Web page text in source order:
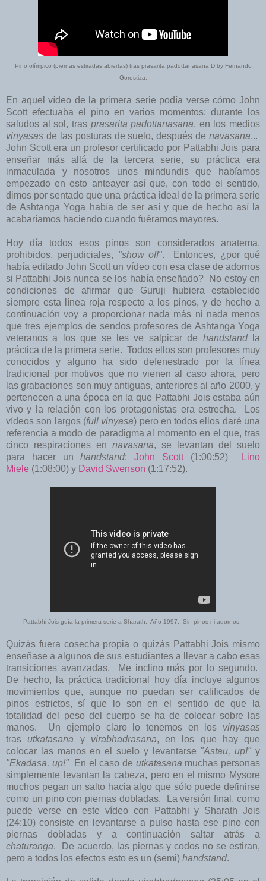
Pino olímpico (piernas estiradas abiertas) tras prasarita padottanasana D by Fernando
Gorostiza.
En aquel vídeo de la primera serie podía verse cómo John
Scott efectuaba el pino en varios momentos: durante los
saludos al sol, tras prasarita padottanasana, en los medios
vinyasas de las posturas de suelo, después de navasana...
John Scott era un profesor certificado por Pattabhi Jois para
enseñar más allá de la tercera serie, su práctica era
inmaculada y nosotros unos mindundis que habíamos
empezado en esto anteayer así que, con todo el sentido,
dimos por sentado que una práctica ideal de la primera serie
de Ashtanga Yoga había de ser así y que de hecho así la
acabaríamos haciendo cuando fuéramos mayores.
Hoy día todos esos pinos son considerados anatema,
prohibidos, perjudiciales, "show off". Entonces, ¿por qué
había editado John Scott un vídeo con esa clase de adornos
si Pattabhi Jois nunca se los había enseñado? No estoy en
condiciones de afirmar que Guruji hubiera establecido
siempre esta línea roja respecto a los pinos, y de hecho a
continuación voy a proporcionar nada más ni nada menos
que tres ejemplos de sendos profesores de Ashtanga Yoga
veteranos a los que se les ve salpicar de handstandla
práctica de la primera serie. Todos ellos son profesores muy
conocidos y alguno ha sido defenestrado por la línea
tradicional por motivos que no vienen al caso ahora, pero
las grabaciones son muy antiguas, anteriores al año 2000, y
pertenecen a una época en la que Pattabhi Jois estaba aún
vivo y la relación con los protagonistas era estrecha. Los
vídeos son largos (full vinyasa) pero en todos ellos daré una
referencia a modo de paradigma al momento en el que, tras
cinco respiraciones en navasana, se levantan del suelo
para hacer unhandstand: John Scott(1:00:52)
Lino
Miele (1:08:00) y David Swenson (1:17:52).
Pattabhi Jois guía la primera serie a Sharath. Año 1997. Sin pinos ni adornos.
Quizás fuera cosecha propia o quizás Pattabhi Jois mismo
enseñase a algunos de sus estudiantes a llevar a cabo esas
transiciones avanzadas. Me inclino más por lo segundo.
De hecho, la práctica tradicional hoy día incluye algunos
movimientos que, aunque no puedan ser calificados de
pinos estrictos, sí que lo son en el sentido de que la
totalidad del peso del cuerpo se ha de colocar sobre las
manos. Un ejemplo claro lo tenemos en los vinyasas
trasutkatasana y virabhadrasana, en los que hay que
colocar las manos en el suelo y levantarse "Astau, up!" y
"Ekadasa, up!"En el caso de utkatasana muchas personas
simplemente levantan la cabeza, pero en el mismo Mysore
muchos pegan un salto hacia algo que sólo puede definirse
como un pino con piernas dobladas. La versión final, como
puede verse en este vídeo con Pattabhi y Sharath Jois
(24:10) consiste en levantarse a pulso hasta ese pino con
piernas dobladas y a continuación saltar atrás a
chaturanga. De acuerdo, las piernas y codos no se estiran,
pero a todos los efectos esto es un (semi) handstand.